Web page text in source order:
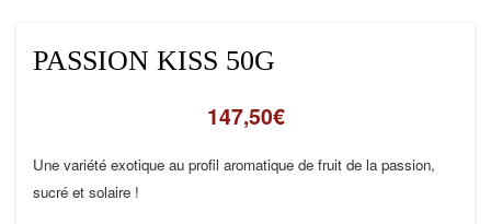
PASSION KISS 50G
147,50€
Une variété exotique au profil aromatique de fruit de la passion,
sucré et solaire !